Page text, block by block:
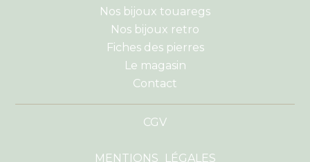
Nos bijoux touaregs
Nos bijoux retro
Fiches des pierres
Le magasin
Contact
CGV
MENTIONS LÉGALES